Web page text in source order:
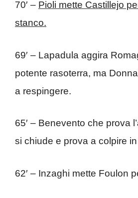
70′ – Pioli mette Castillejo
stanco.
69′ – Lapadula aggira
potente rasoterra, ma
a respingere.
65′ – Benevento che prova
si chiude e prova a colpire
62′ – Inzaghi mette Foulon